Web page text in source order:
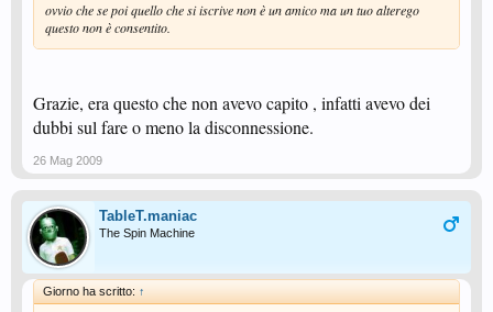
ovvio che se poi quello che si iscrive non è un amico ma un tuo alterego
questo non è consentito.
Grazie, era questo che non avevo capito , infatti avevo dei
dubbi sul fare o meno la disconnessione.
26 Mag 2009
TableT.maniac
The Spin Machine
Giorno ha scritto: ↑